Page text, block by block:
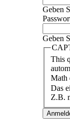
Geben
Geben
This
Math
Das
Z.B.